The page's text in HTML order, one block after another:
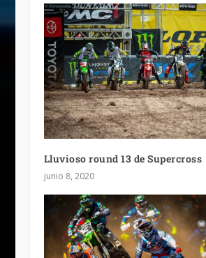
Lluvioso round 13 de Supercross
junio 8, 2020